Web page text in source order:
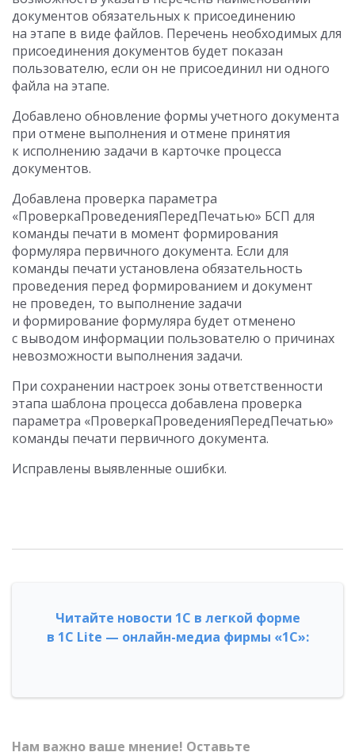
документов обязательных к присоединению
на этапе в виде файлов. Перечень необходимых для
присоединения документов будет показан
пользователю, если он не присоединил ни одного
файла на этапе.
Добавлено обновление формы учетного документа
при отмене выполнения и отмене принятия
к исполнению задачи в карточке процесса
документов.
Добавлена проверка параметра
«ПроверкаПроведенияПередПечатью» БСП для
команды печати в момент формирования
формуляра первичного документа. Если для
команды печати установлена обязательность
проведения перед формированием и документ
не проведен, то выполнение задачи
и формирование формуляра будет отменено
с выводом информации пользователю о причинах
невозможности выполнения задачи.
При сохранении настроек зоны ответственности
этапа шаблона процесса добавлена проверка
параметра «ПроверкаПроведенияПередПечатью»
команды печати первичного документа.
Исправлены выявленные ошибки.
Читайте новости 1С в легкой форме
в 1С Lite — онлайн-медиа фирмы «1С»:
Нам важно ваше мнение! Оставьте